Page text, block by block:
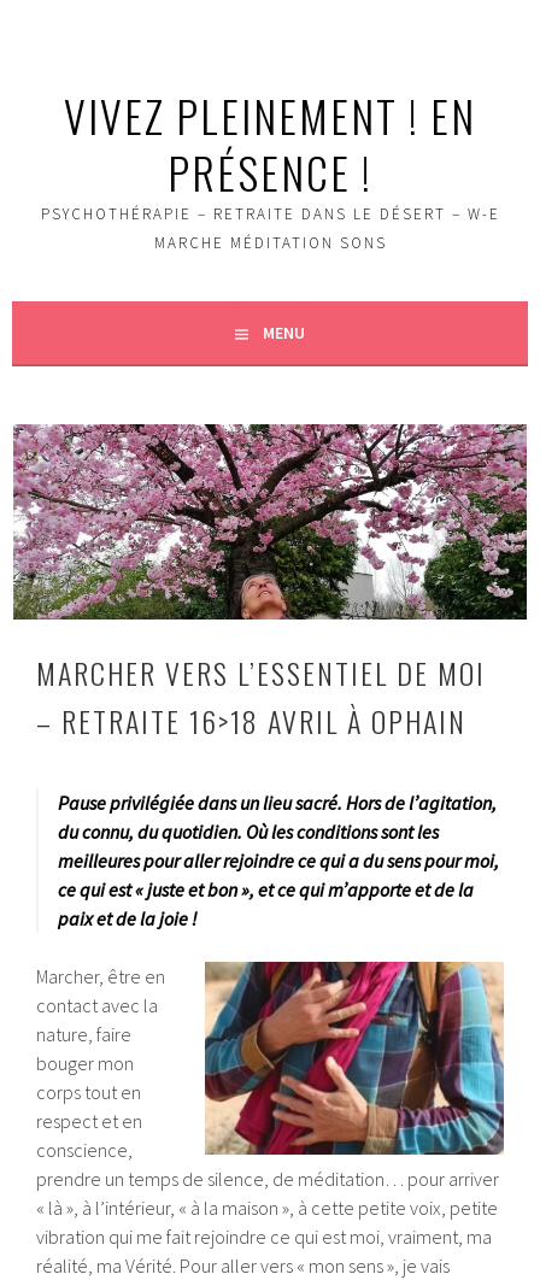
principalVIVEZ PLEINEMENT ! EN
PRÉSENCE !
PSYCHOTHÉRAPIE – RETRAITE DANS LE DÉSERT – W-E
MARCHE MÉDITATION SONS
MENU
MARCHER VERS L’ESSENTIEL DE MOI
– RETRAITE 16>18 AVRIL À OPHAIN
0
2
Pause privilégiée dans un lieu sacré. Hors de l’agitation,
du connu, du quotidien. Où les conditions sont les
meilleures pour aller rejoindre ce qui a du sens pour moi,
ce qui est « juste et bon », et ce qui m’apporte et de la
paix et de la joie !
Marcher, être en
contact avec la
nature, faire
bouger mon
corps tout en
respect et en
conscience,
prendre un temps de silence, de méditation… pour arriver
« là », à l’intérieur, « à la maison », à cette petite voix, petite
vibration qui me fait rejoindre ce qui est moi, vraiment, ma
réalité, ma Vérité. Pour aller vers « mon sens », je vais